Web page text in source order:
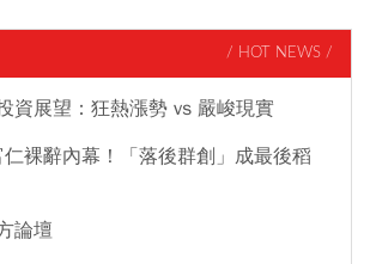
/ HOT NEWS /
資展望：狂熱漲勢 vs 嚴峻現實
裸辭內幕！「落後群創」成最後稻
論壇